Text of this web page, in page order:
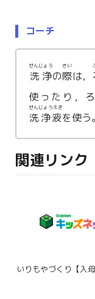
コーチ
洗浄
せんじょう
の際
さい
は，
使ったり，ろ
洗浄液
せんじょうえき
を使う。
関連リンク
いりもやづくり【入母